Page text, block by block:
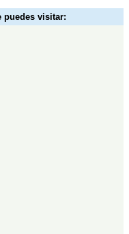
puedes visitar: